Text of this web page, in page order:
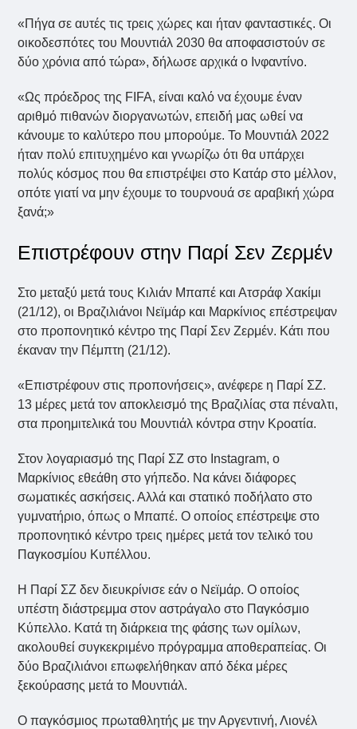
«Πήγα σε αυτές τις τρεις χώρες και ήταν φανταστικές. Οι
οικοδεσπότες του Μουντιάλ 2030 θα αποφασιστούν σε
δύο χρόνια από τώρα», δήλωσε αρχικά ο Ινφαντίνο.
«Ως πρόεδρος της FIFA, είναι καλό να έχουμε έναν
αριθμό πιθανών διοργανωτών, επειδή μας ωθεί να
κάνουμε το καλύτερο που μπορούμε. Το Μουντιάλ 2022
ήταν πολύ επιτυχημένο και γνωρίζω ότι θα υπάρχει
πολύς κόσμος που θα επιστρέψει στο Κατάρ στο μέλλον,
οπότε γιατί να μην έχουμε το τουρνουά σε αραβική χώρα
ξανά;»
Επιστρέφουν στην Παρί Σεν Ζερμέν
Στο μεταξύ μετά τους Κιλιάν Μπαπέ και Ατσράφ Χακίμι
(21/12), οι Βραζιλιάνοι Νεϊμάρ και Μαρκίνιος επέστρεψαν
στο προπονητικό κέντρο της Παρί Σεν Ζερμέν. Κάτι που
έκαναν την Πέμπτη (21/12).
«Επιστρέφουν στις προπονήσεις», ανέφερε η Παρί ΣΖ.
13 μέρες μετά τον αποκλεισμό της Βραζιλίας στα πέναλτι,
στα προημιτελικά του Μουντιάλ κόντρα στην Κροατία.
Στον λογαριασμό της Παρί ΣΖ στο Instagram, ο
Μαρκίνιος εθεάθη στο γήπεδο. Να κάνει διάφορες
σωματικές ασκήσεις. Αλλά και στατικό ποδήλατο στο
γυμνατήριο, όπως ο Μπαπέ. Ο οποίος επέστρεψε στο
προπονητικό κέντρο τρεις ημέρες μετά τον τελικό του
Παγκοσμίου Κυπέλλου.
Η Παρί ΣΖ δεν διευκρίνισε εάν ο Νεϊμάρ. Ο οποίος
υπέστη διάστρεμμα στον αστράγαλο στο Παγκόσμιο
Κύπελλο. Κατά τη διάρκεια της φάσης των ομίλων,
ακολουθεί συγκεκριμένο πρόγραμμα αποθεραπείας. Οι
δύο Βραζιλιάνοι επωφελήθηκαν από δέκα μέρες
ξεκούρασης μετά το Μουντιάλ.
Ο παγκόσμιος πρωταθλητής με την Αργεντινή, Λιονέλ